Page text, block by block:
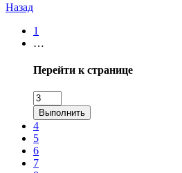
Назад
1
…
Перейти к странице
Выполнить
4
5
6
7